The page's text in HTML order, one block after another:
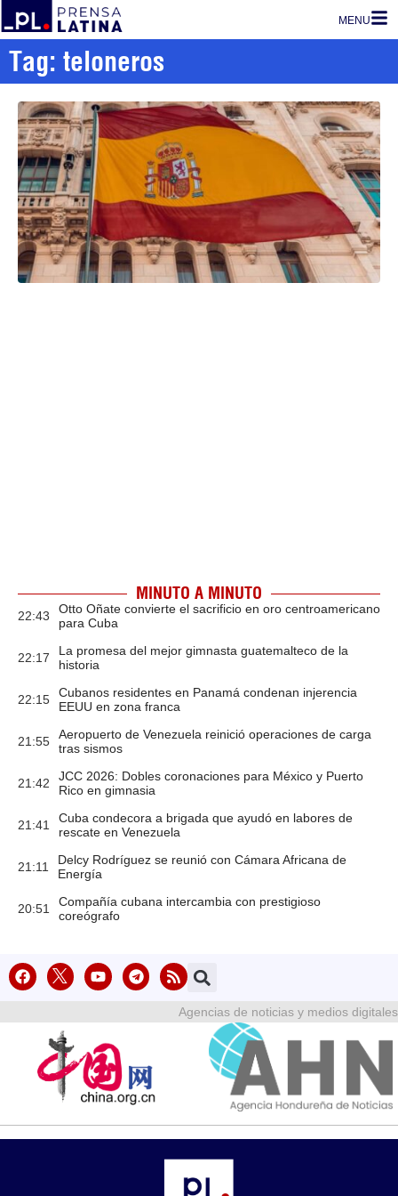
MENU
Tag: teloneros
MINUTO A MINUTO
22:43
Otto Oñate convierte el sacrificio en oro centroamericano
para Cuba
22:17
La promesa del mejor gimnasta guatemalteco de la
historia
22:15
Cubanos residentes en Panamá condenan injerencia
EEUU en zona franca
21:55
Aeropuerto de Venezuela reinició operaciones de carga
tras sismos
21:42
JCC 2026: Dobles coronaciones para México y Puerto
Rico en gimnasia
21:41
Cuba condecora a brigada que ayudó en labores de
rescate en Venezuela
21:11
Delcy Rodríguez se reunió con Cámara Africana de
Energía
20:51
Compañía cubana intercambia con prestigioso
coreógrafo
Agencias de noticias y medios digitales